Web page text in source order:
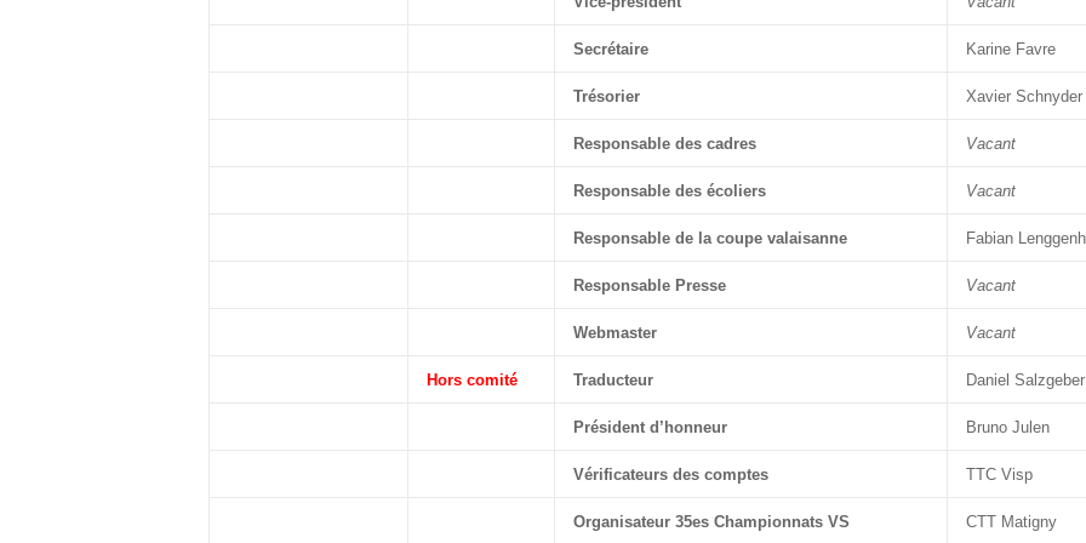
Secrétaire Karine Favre
Trésorier Xavier Schnyder
Responsable des cadres Vacant
Responsable des écoliers Vacant
Responsable de la coupe valaisanne Fabian
Responsable Presse Vacant
Webmaster Vacant
Hors comité Traducteur Daniel Salzgeber
Président d’honneur Bruno Julen
Vérificateurs des comptes TTC Visp
Organisateur 35es Championnats VS CTT Matigny